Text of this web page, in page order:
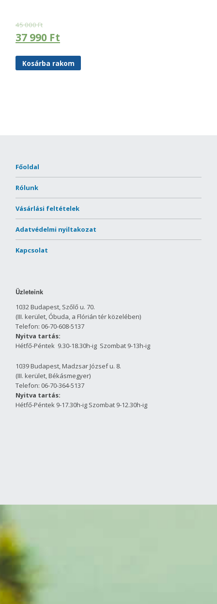
45 000Ft
37 990 Ft
Kosárba rakom
Főoldal
Rólunk
Vásárlási feltételek
Adatvédelmi nyiltakozat
Kapcsolat
Üzleteink
1032 Budapest, Szőlő u. 70.
(III. kerület, Óbuda, a Flórián tér közelében)
Telefon: 06-70-608-5137
Nyitva tartás:
Hétfő-Péntek 9.30-18.30h-ig Szombat 9-13h-ig
1039 Budapest, Madzsar József u. 8.
(III. kerület, Békásmegyer)
Telefon: 06-70-364-5137
Nyitva tartás:
Hétfő-Péntek 9-17.30h-ig Szombat 9-12.30h-ig